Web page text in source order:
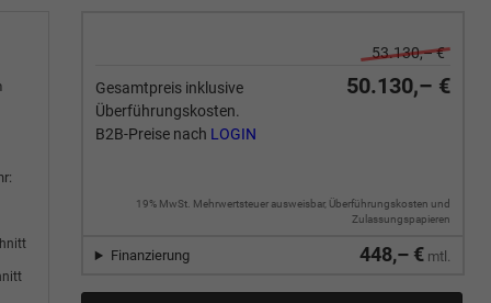
53.130,– €
Gesamtpreis inklusive
Überführungskosten.
B2B-Preise nach LOGIN
50.130,– €
19% MwSt. Mehrwertsteuer ausweisbar, Überführungskosten und
Zulassungspapieren
448,– € mtl.
Finanzierung